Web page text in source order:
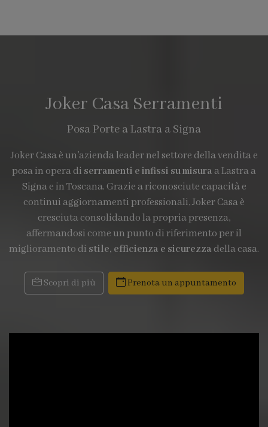
Joker Casa Serramenti
Posa Porte a Lastra a Signa
Joker Casa è un’azienda leader nel settore della vendita e
posa in opera di serramenti e infissi su misuraa Lastra a
Signa e in Toscana. Grazie a riconosciute capacità e
continui aggiornamenti professionali, Joker Casa è
cresciuta consolidando la propria presenza,
affermandosi come un punto di riferimento per il
miglioramento di stile, efficienza e sicurezzadella casa.
Scopri di più Prenota un appuntamento